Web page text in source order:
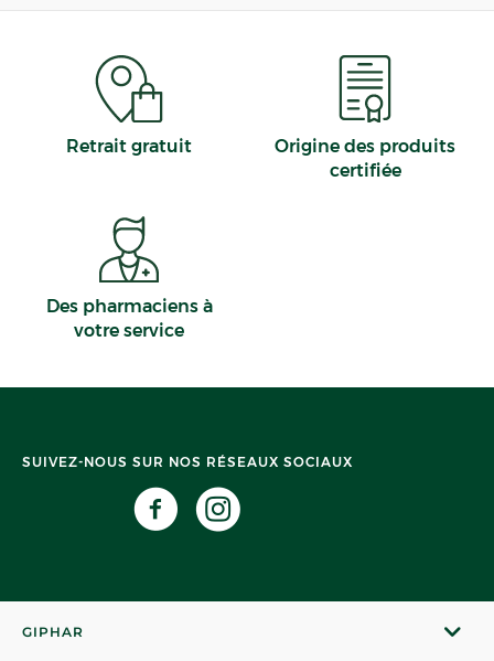
Retrait gratuit
Origine des produits
certifiée
Des pharmaciens à
votre service
SUIVEZ-NOUS SUR NOS RÉSEAUX SOCIAUX
GIPHAR